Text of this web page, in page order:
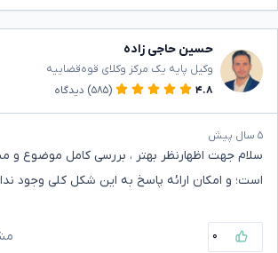
حسین حاجی زاده
وکیل پایه یک مرکز وکلای قوه‌قضاییه
۴.۸
(۵۸۵) دیدگاه
۵ سال پیش
سلام جهت اظهارنظر بهتر ، بررسی کامل موضوع و
است؛ و امکان ارائه پاسخ به این شکل کلی وجود
۰